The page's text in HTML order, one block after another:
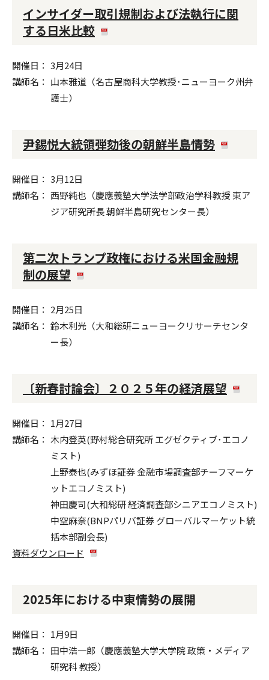
インサイダー取引規制および法執行に関
する日米比較
開催日
3月24日
講師名
山本雅道（名古屋商科大学教授･ニューヨーク州弁
護士）
尹錫悦大統領弾劾後の朝鮮半島情勢
開催日
3月12日
講師名
西野純也（慶應義塾大学法学部政治学科教授 東ア
ジア研究所長 朝鮮半島研究センター長）
第二次トランプ政権における米国金融規
制の展望
開催日
2月25日
講師名
鈴木利光（大和総研ニューヨークリサーチセンタ
ー長）
〔新春討論会〕２０２５年の経済展望
開催日
1月27日
講師名
木内登英(野村総合研究所 エグゼクティブ･エコノ
ミスト)
上野泰也(みずほ証券 金融市場調査部チーフマーケ
ットエコノミスト)
神田慶司(大和総研 経済調査部シニアエコノミスト)
中空麻奈(BNPパリバ証券 グローバルマーケット統
括本部副会長)
資料ダウンロード
2025年における中東情勢の展開
開催日
1月9日
講師名
田中浩一郎（慶應義塾大学大学院 政策・メディア
研究科 教授）